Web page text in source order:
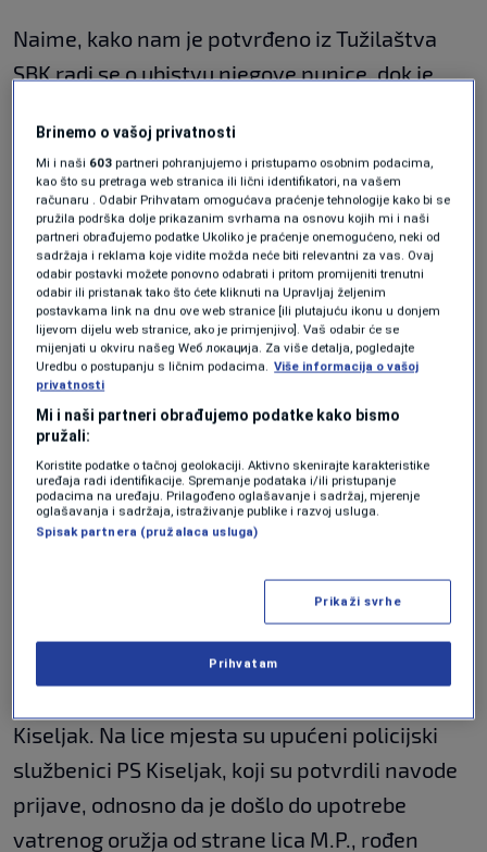
Naime, kako nam je potvrđeno iz Tužilaštva
SBK radi se o ubistvu njegove punice, dok je
Također, nam je rečeno da je osumnjičeni za
ubistvo bio u braku sa povrijeđenom ženom.
Naveli su kako nije bilo prijave za nasilje u
porodici, ali je pravosnažno osuđen za nasilje
nad trećim licem.
Iz policije su ranije potvrdili da je do pucnjave
došlo prije osam sati, kada je muškarac
vatrenim oružjem ranio dvije ženske osobe.
Portparol MUP-a Srednjobosanskog kantona
Muamer Karadža za naš portal je kazao da je
osumnjičeni pronađen i uhapšen.
"Dana 18.05.2026.godine, u 07.55.sati, u PS
Kiseljak je telefonskim putem, od strane NN
lica, prijavljeno da je došlo do upotrebe
Kiseljak. Na lice mjesta su upućeni policijski
službenici PS Kiseljak, koji su potvrdili navode
prijave, odnosno da je došlo do upotrebe
vatrenog oružja od strane lica M.P., rođen
Brinemo o vašoj privatnosti
Mi i naši 603 partneri pohranjujemo i pristupamo osobnim podacima,
kao što su pretraga web stranica ili lični identifikatori, na vašem
računaru . Odabir Prihvatam omogućava praćenje tehnologije kako bi se
pružila podrška dolje prikazanim svrhama na osnovu kojih mi i naši
partneri obrađujemo podatke Ukoliko je praćenje onemogućeno, neki od
sadržaja i reklama koje vidite možda neće biti relevantni za vas. Ovaj
odabir postavki možete ponovno odabrati i pritom promijeniti trenutni
odabir ili pristanak tako što ćete kliknuti na Upravljaj željenim
postavkama link na dnu ove web stranice [ili plutajuću ikonu u donjem
lijevom dijelu web stranice, ako je primjenjivo]. Vaš odabir će se
mijenjati u okviru našeg Wеб локација. Za više detalja, pogledajte
Uredbu o postupanju s ličnim podacima. Više informacija o vašoj
privatnosti
Mi i naši partneri obrađujemo podatke kako bismo
pružali:
Koristite podatke o tačnoj geolokaciji. Aktivno skenirajte karakteristike
uređaja radi identifikacije. Spremanje podataka i/ili pristupanje
podacima na uređaju. Prilagođeno oglašavanje i sadržaj, mjerenje
oglašavanja i sadržaja, istraživanje publike i razvoj usluga.
Spisak partnera (pružalaca usluga)
Prikaži svrhe
Prihvatam